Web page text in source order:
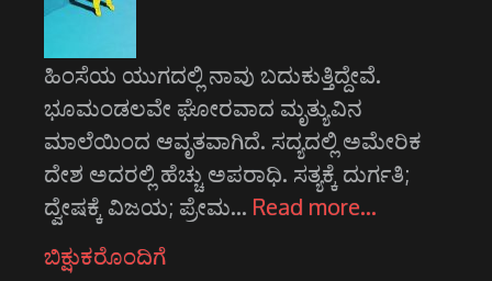
ಹಿಂಸೆಯ ಯುಗದಲ್ಲಿ ನಾವು ಬದುಕುತ್ತಿದ್ದೇವೆ.
ಭೂಮಂಡಲವೇ ಘೋರವಾದ ಮೃತ್ಯುವಿನ
ಮಾಲೆಯಿಂದ ಆವೃತವಾಗಿದೆ. ಸದ್ಯದಲ್ಲಿ ಅಮೇರಿಕ
ದೇಶ ಅದರಲ್ಲಿ ಹೆಚ್ಚು ಅಪರಾಧಿ. ಸತ್ಯಕ್ಕೆ ದುರ್ಗತಿ;
ದ್ವೇಷಕ್ಕೆ ವಿಜಯ; ಪ್ರೇಮ… Read more…
ಬಿಕ್ಷುಕರೊಂದಿಗೆ